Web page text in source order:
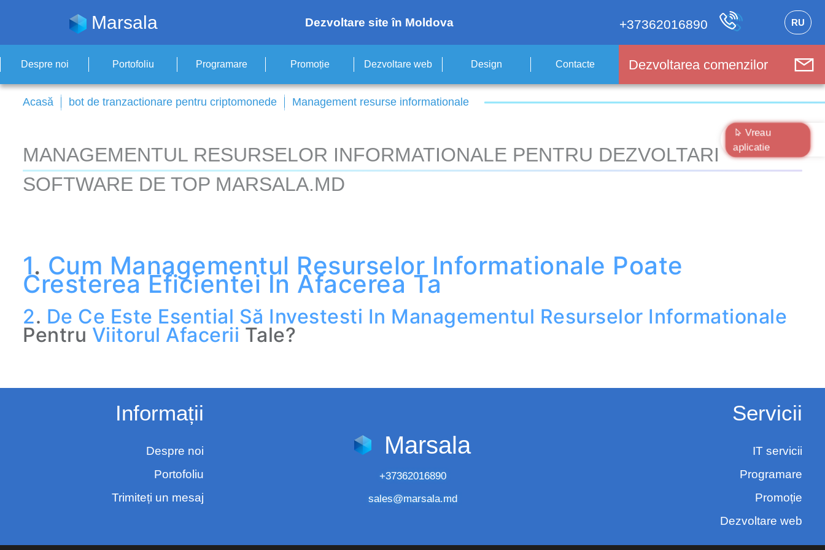
Marsala Dezvoltare site în Moldova +37362016890 RU
Despre noi Portofoliu Programare Promoție Dezvoltare web Design Contacte Dezvoltarea comenzilor
Acasă bot de tranzactionare pentru criptomonede Management resurse informationale
MANAGEMENTUL RESURSELOR INFORMATIONALE PENTRU DEZVOLTARI
SOFTWARE DE TOP MARSALA.MD
1. Cum Managementul Resurselor Informationale Poate
Cresterea Eficientei In Afacerea Ta
2. De Ce Este Esential Să Investesti In Managementul Resurselor Informationale
Pentru Viitorul Afacerii Tale?
Informații
Despre noi
Portofoliu
Trimiteți un mesaj
Marsala
+37362016890
sales@marsala.md
Servicii
IT servicii
Programare
Promoție
Dezvoltare web
Vreau
aplicatie